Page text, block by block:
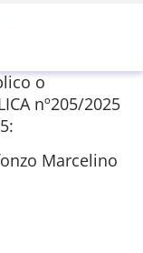
o
nº205/2025
Marcelino